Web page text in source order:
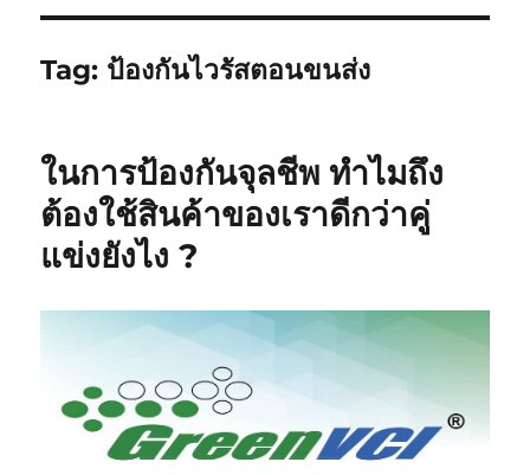
Tag: ป้องกันไวรัสตอนขนส่ง
ในการป้องกันจุลชีพ ทำไมถึง
ต้องใช้สินค้าของเราดีกว่าคู่
แข่งยังไง ?